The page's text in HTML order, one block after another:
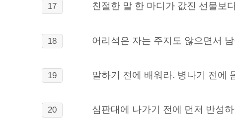
17 친절한 말 한 마디가 값진 선물보
18 어리석은 자는 주지도 않으면서
19 말하기 전에 배워라. 병나기 전에
20 심판대에 나가기 전에 먼저 반성